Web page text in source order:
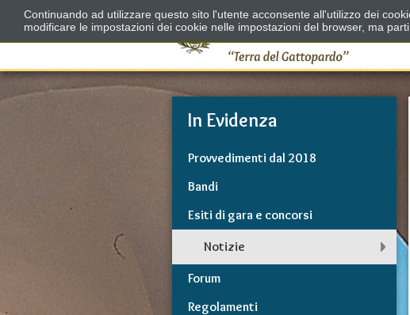
In Evidenza
Provvedimenti dal 2018
Bandi
Esiti di gara e concorsi
Notizie
Forum
Regolamenti
Continuando ad utilizzare questo sito l'utente acconsente all'utilizzo dei
modificare le impostazioni dei cookie nelle impostazioni del browser, ma